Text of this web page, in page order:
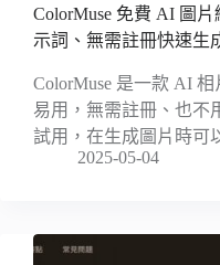
ColorMuse 免費 AI 圖
示詞、無需註冊快速生
ColorMuse 是一款 AI
易用，無需註冊、也不
試用，在生成圖片時可
2025-05-04